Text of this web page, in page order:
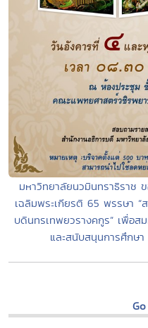
มหาวิทยาลัยนวมินทราธิราช
เฉลิมพระเกียรติ 65 พรรษา “
บดินทรเทพยวรางคกูร” เพื่อส
และสนับสนุนการศึกษ